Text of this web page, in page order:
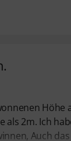
Höhe
als 2m. Ich
Auch